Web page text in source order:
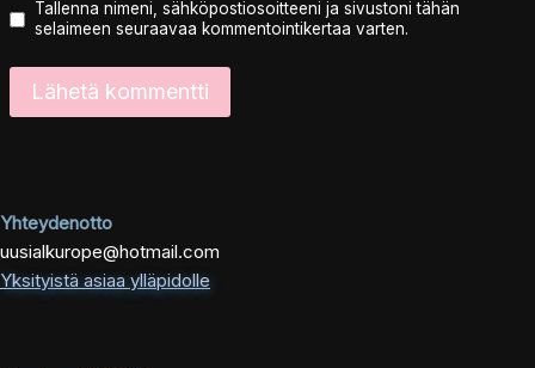
Tallenna nimeni, sähköpostiosoitteeni ja sivustoni tähän
selaimeen seuraavaa kommentointikertaa varten.
Yhteydenotto
uusialkurope@hotmail.com
Yksityistä asiaa ylläpidolle